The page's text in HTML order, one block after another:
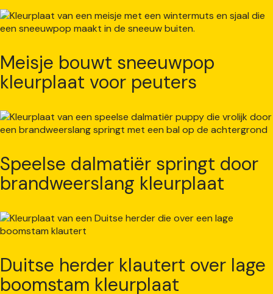
Meisje bouwt sneeuwpop
kleurplaat voor peuters
Speelse dalmatiër springt door
brandweerslang kleurplaat
Duitse herder klautert over lage
boomstam kleurplaat